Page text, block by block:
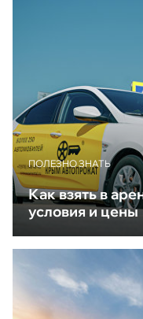
ПОЛЕЗНО ЗНАТЬ
Как взять в
условия и цены